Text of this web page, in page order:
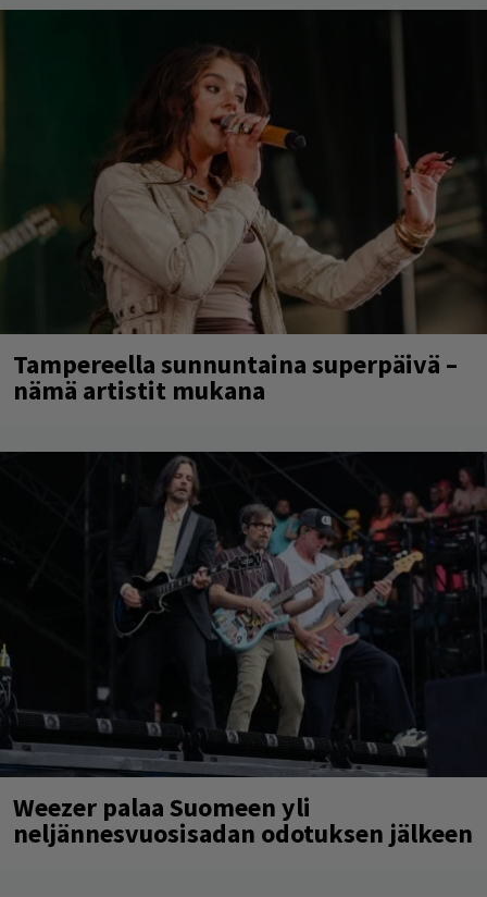
Tampereella sunnuntaina superpäivä –
nämä artistit mukana
Weezer palaa Suomeen yli
neljännesvuosisadan odotuksen jälkeen